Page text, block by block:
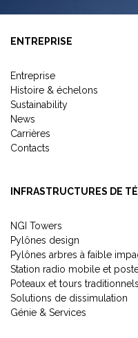
ENTREPRISE
Entreprise
Histoire & échelons
Sustainability
News
Carrières
Contacts
INFRASTRUCTURES DE
NGI Towers
Pylônes design
Pylônes arbres à faible
Station radio mobile et
Poteaux et tours traditionnels
Solutions de dissimulation
Génie & Services